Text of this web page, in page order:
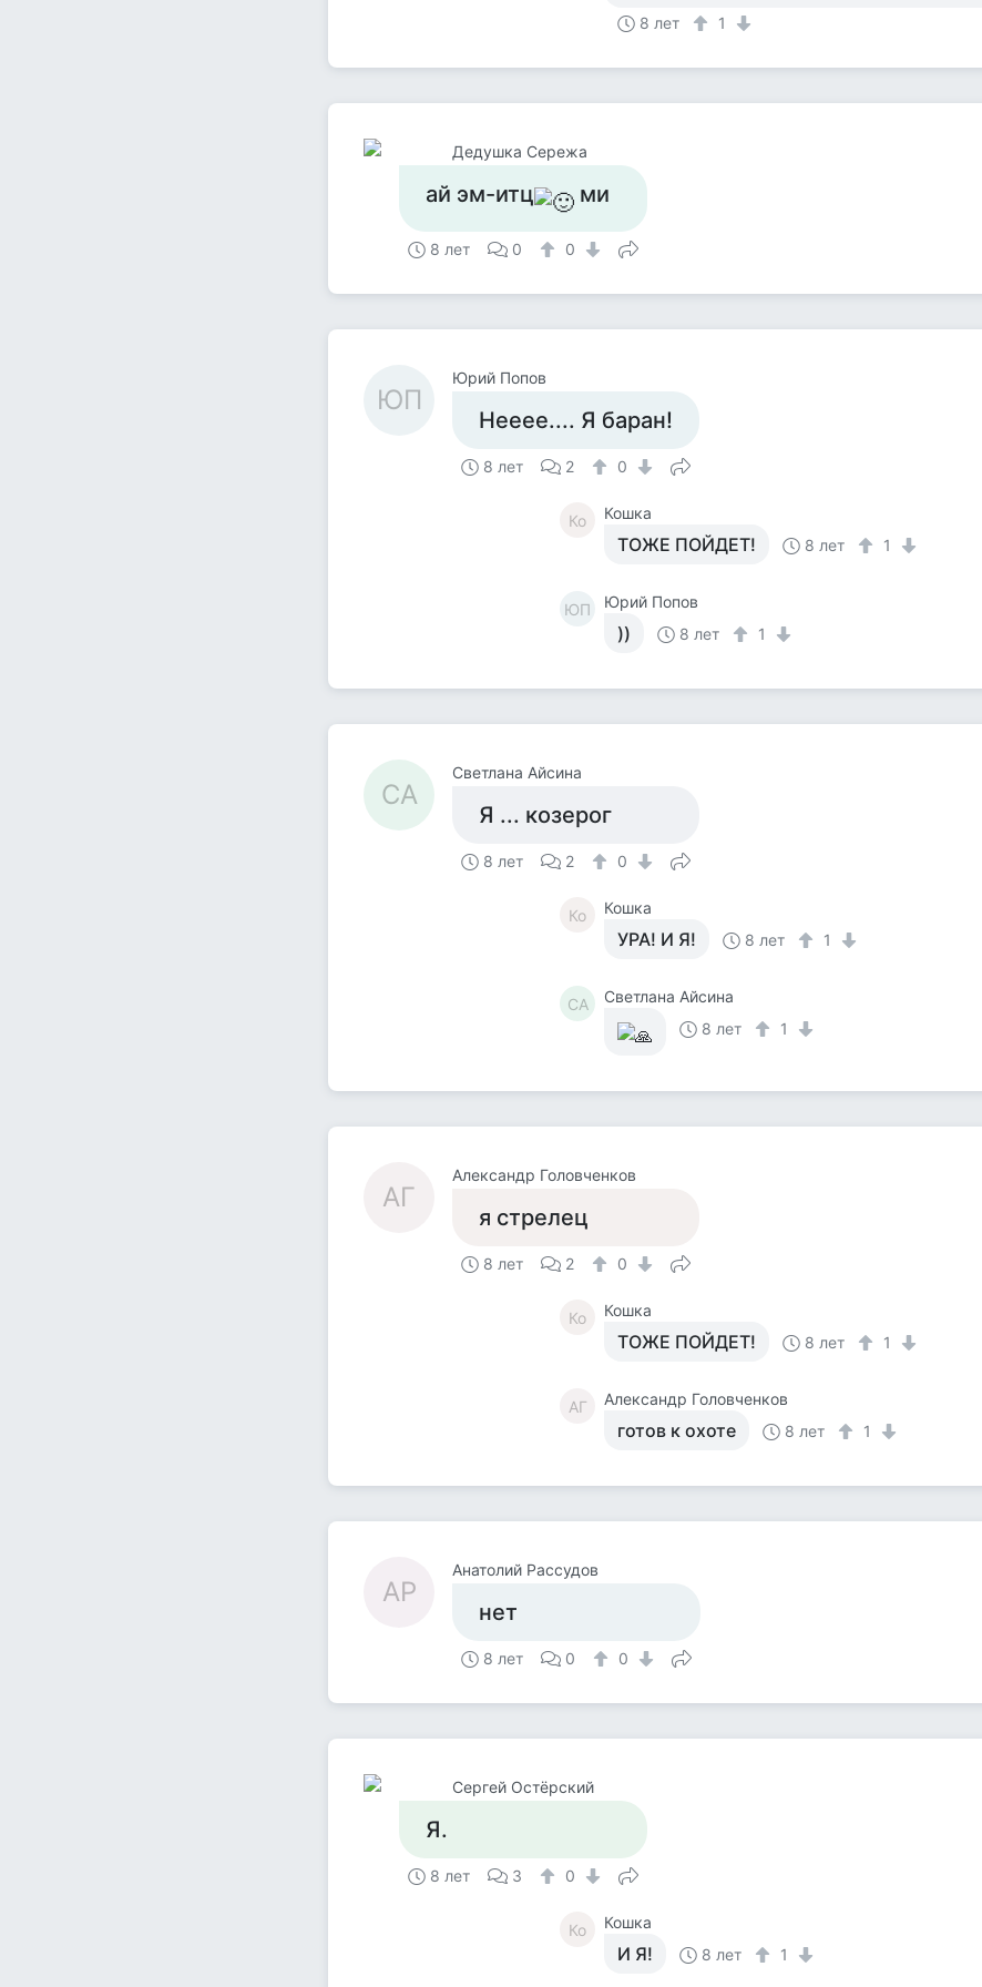
8 лет 1
Дедушка Сережа
ай эм-итц ми
8 лет 0 0
ЮП
Юрий Попов
Нееее.... Я баран!
8 лет 2 0
Ко Кошка
ТОЖЕ ПОЙДЕТ! 8 лет 1
ЮП Юрий Попов
)) 8 лет 1
СА
Светлана Айсина
Я ... козерог
8 лет 2 0
Ко Кошка
УРА! И Я! 8 лет 1
СА
Светлана Айсина
8 лет
1
АГ
Александр Головченков
я стрелец
8 лет 2 0
Ко Кошка
ТОЖЕ ПОЙДЕТ! 8 лет 1
АГ Александр Головченков
готов к охоте 8 лет 1
АР
Анатолий Рассудов
нет
8 лет 0 0
Сергей Остёрский
Я.
8 лет 3 0
Ко Кошка
И Я! 8 лет 1